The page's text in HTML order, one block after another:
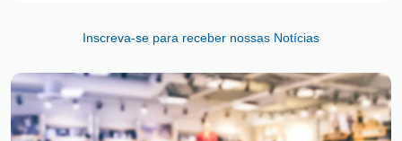
Inscreva-se para receber nossas Notícias